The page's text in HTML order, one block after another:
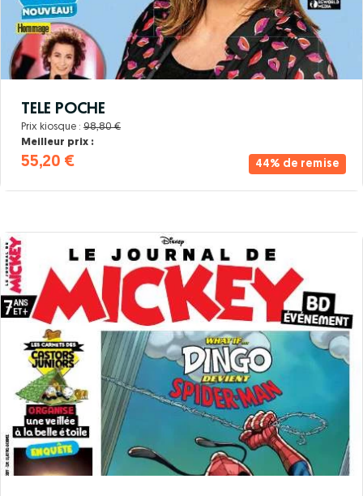
44% de remise
TELE POCHE
Prix kiosque : 98,80 €
Meilleur prix :
55,20 €